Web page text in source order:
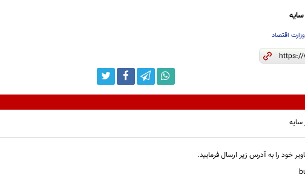
وزارت اقتصاد
سایه
خود را به آدرس زیر ارسال فرمایید.